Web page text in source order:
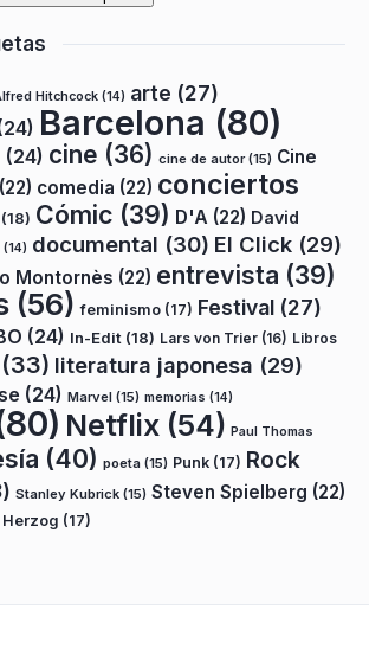
Hitchcock (14) arte (27)
Barcelona (80)
(24) cine (36) cine de autor(15) Cine
(22) comedia (22) conciertos
(18) Cómic (39) D'A (22) David
(14) documental (30) El Click (29)
Montornès (22) entrevista (39)
(56) feminismo (17) Festival (27)
(24) In-Edit (18) Lars von Trier (16) Libros
(33) literatura japonesa (29)
(24) Marvel (15) memorias (14)
Netflix (54) Paul Thomas
(40) poeta (15) Punk (17) Rock
Stanley Kubrick (15) Steven Spielberg (22)
Herzog (17)